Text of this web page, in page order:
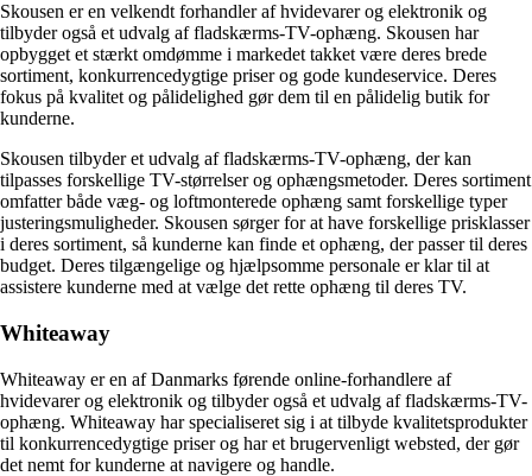
Skousen er en velkendt forhandler af hvidevarer og elektronik og
tilbyder også et udvalg af fladskærms-TV-ophæng. Skousen har
opbygget et stærkt omdømme i markedet takket være deres brede
sortiment, konkurrencedygtige priser og gode kundeservice. Deres
fokus på kvalitet og pålidelighed gør dem til en pålidelig butik for
kunderne.
Skousen tilbyder et udvalg af fladskærms-TV-ophæng, der kan
tilpasses forskellige TV-størrelser og ophængsmetoder. Deres sortiment
omfatter både væg- og loftmonterede ophæng samt forskellige typer
justeringsmuligheder. Skousen sørger for at have forskellige prisklasser
i deres sortiment, så kunderne kan finde et ophæng, der passer til deres
budget. Deres tilgængelige og hjælpsomme personale er klar til at
assistere kunderne med at vælge det rette ophæng til deres TV.
Whiteaway
Whiteaway er en af Danmarks førende online-forhandlere af
hvidevarer og elektronik og tilbyder også et udvalg af fladskærms-TV-
ophæng. Whiteaway har specialiseret sig i at tilbyde kvalitetsprodukter
til konkurrencedygtige priser og har et brugervenligt websted, der gør
det nemt for kunderne at navigere og handle.